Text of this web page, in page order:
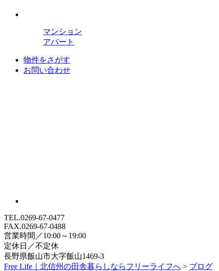
マンション
アパート
物件をさがす
お問い合わせ
TEL.0269-67-0477
FAX.0269-67-0488
営業時間／10:00～19:00
定休日／不定休
長野県飯山市大字飯山1469-3
Free Life｜北信州の田舎暮らしならフリーライフへ > ブログ